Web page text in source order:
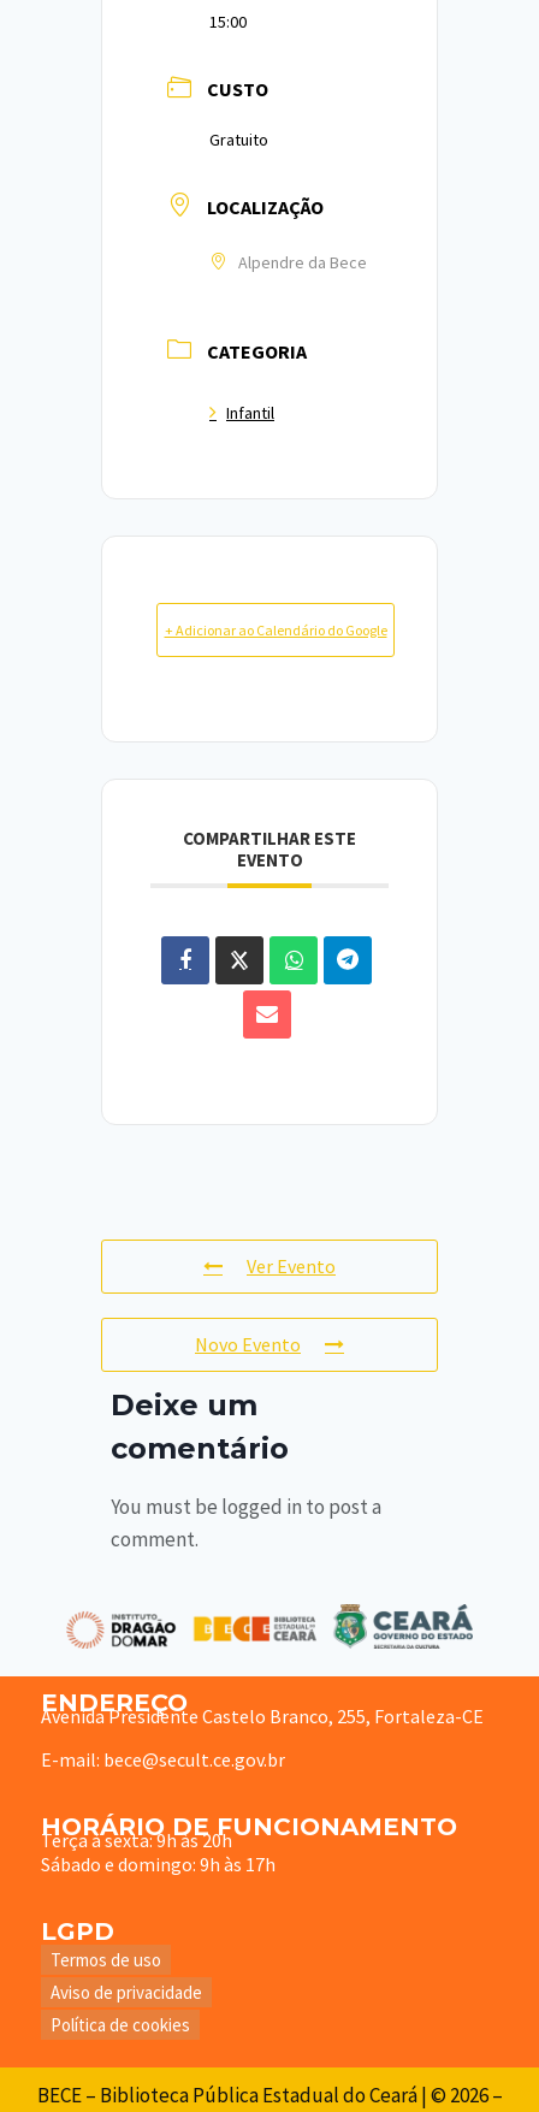
15:00
CUSTO
Gratuito
LOCALIZAÇÃO
Alpendre da Bece
CATEGORIA
Infantil
+ Adicionar ao Calendário do Google
COMPARTILHAR ESTE
EVENTO
Ver Evento
Novo Evento
Deixe um
comentário
You must be logged in to post a
comment.
ENDEREÇO
Avenida Presidente Castelo Branco, 255, Fortaleza-CE
E-mail: bece@secult.ce.gov.br
HORÁRIO DE FUNCIONAMENTO
Terça à sexta: 9h às 20h
Sábado e domingo: 9h às 17h
LGPD
Termos de uso
Aviso de privacidade
Política de cookies
BECE – Biblioteca Pública Estadual do Ceará | © 2026 –